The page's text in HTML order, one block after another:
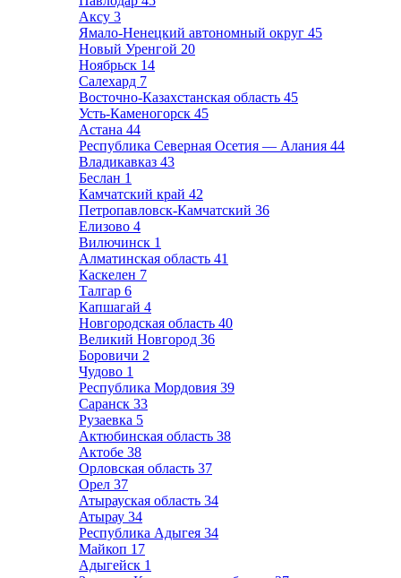
Аксу 3
Ямало-Ненецкий автономный округ 45
Новый Уренгой 20
Ноябрьск 14
Салехард 7
Восточно-Казахстанская область 45
Усть-Каменогорск 45
Астана 44
Республика Северная Осетия — Алания 44
Владикавказ 43
Беслан 1
Камчатский край 42
Петропавловск-Камчатский 36
Елизово 4
Вилючинск 1
Алматинская область 41
Каскелен 7
Талгар 6
Капшагай 4
Новгородская область 40
Великий Новгород 36
Боровичи 2
Чудово 1
Республика Мордовия 39
Саранск 33
Рузаевка 5
Актюбинская область 38
Актобе 38
Орловская область 37
Орел 37
Атырауская область 34
Атырау 34
Республика Адыгея 34
Майкоп 17
Адыгейск 1